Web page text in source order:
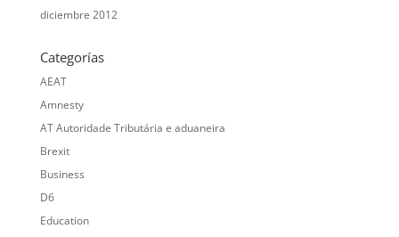
diciembre 2012
Categorías
AEAT
Amnesty
AT Autoridade Tributária e aduaneira
Brexit
Business
D6
Education